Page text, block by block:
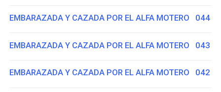
EMBARAZADA Y CAZADA POR EL ALFA MOTERO 044
EMBARAZADA Y CAZADA POR EL ALFA MOTERO 043
EMBARAZADA Y CAZADA POR EL ALFA MOTERO 042